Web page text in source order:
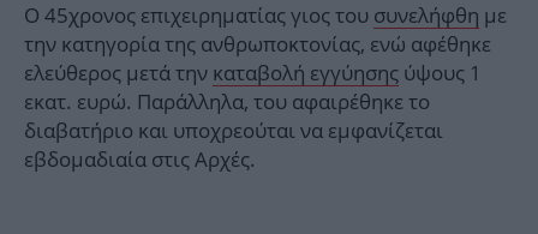
Ο 45χρονος επιχειρηματίας γιος του συνελήφθη με
την κατηγορία της ανθρωποκτονίας, ενώ αφέθηκε
ελεύθερος μετά την καταβολή εγγύησης ύψους 1
εκατ. ευρώ. Παράλληλα, του αφαιρέθηκε το
διαβατήριο και υποχρεούται να εμφανίζεται
εβδομαδιαία στις Αρχές.